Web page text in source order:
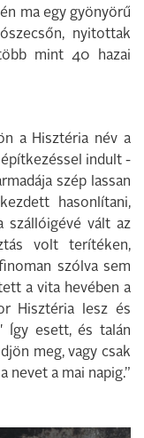
ma egy gyönyörű
nyitottak
mint 40 hazai
a Hisztéria név a
indult -
szép lassan
hasonlítani,
szállóigévé vált az
volt terítéken,
szólva sem
a vita hevében a
Hisztéria lesz és
Így esett, és talán
meg, vagy csak
a mai napig.”